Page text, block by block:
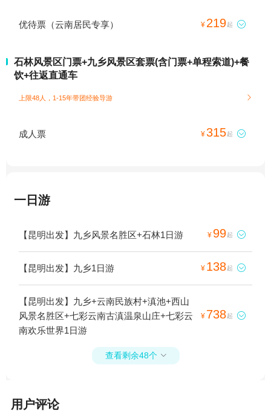
优待票（云南居民专享） ¥ 219起 
石林风景区门票+九乡风景区套票(含门票+单程索道)+餐
饮+往返直通车
上限48人，1-15年带团经验导游 
成人票 ¥315起 
一日游
【昆明出发】九乡风景名胜区+石林1日游 ¥ 99起 
【昆明出发】九乡1日游 ¥ 138起 
【昆明出发】九乡+云南民族村+滇池+西山
风景名胜区+七彩云南古滇温泉山庄+七彩云
南欢乐世界1日游
¥ 738起 
查看剩余48个 
用户评论